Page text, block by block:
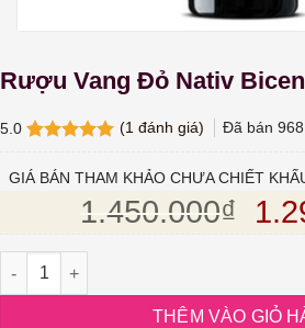
Rượu Vang Đỏ Nativ
5.0
dựa trên
(1 đánh giá) Đã bán 968
GIÁ BÁN THAM KHẢO CHƯA CHIẾT
1.450.000₫
Rượu Vang Đỏ Nativ Bicento Aglianico
THÊM VÀO GIỎ